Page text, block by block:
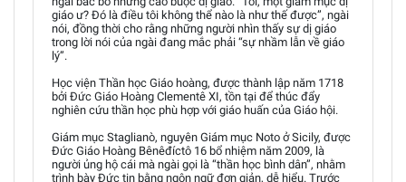
giáo ư? Đó là điều tôi không thể nào là như thế được”, ngài
nói, đồng thời cho rằng những người nhìn thấy sự dị giáo
trong lời nói của ngài đang mắc phải “sự nhầm lẫn về giáo
lý”.
Học viện Thần học Giáo hoàng, được thành lập năm 1718
bởi Đức Giáo Hoàng Clementê XI, tồn tại để thúc đẩy
nghiên cứu thần học phù hợp với giáo huấn của Giáo hội.
Giám mục Staglianò, nguyên Giám mục Noto ở Sicily, được
Đức Giáo Hoàng Bênêđíctô 16 bổ nhiệm năm 2009, là
người ủng hộ cái mà ngài gọi là “thần học bình dân”, nhằm
trình bày Đức tin bằng ngôn ngữ đơn giản, dễ hiểu. Trước